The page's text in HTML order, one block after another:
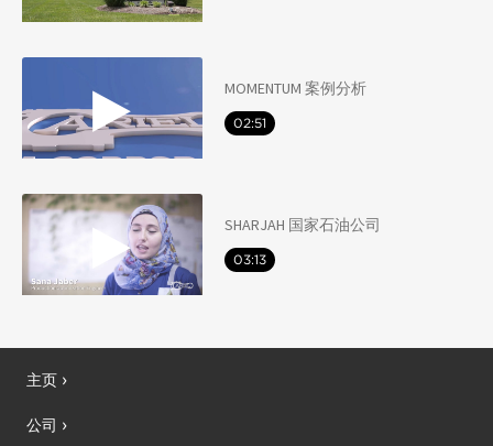
MOMENTUM 案例分析
02:51
SHARJAH 国家石油公司
03:13
主页
公司